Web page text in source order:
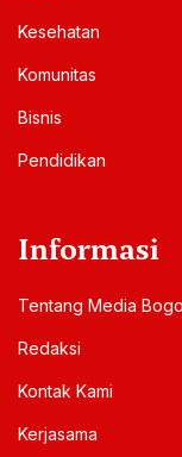
Kesehatan
Komunitas
Bisnis
Pendidikan
Informasi
Tentang Media
Redaksi
Kontak Kami
Kerjasama